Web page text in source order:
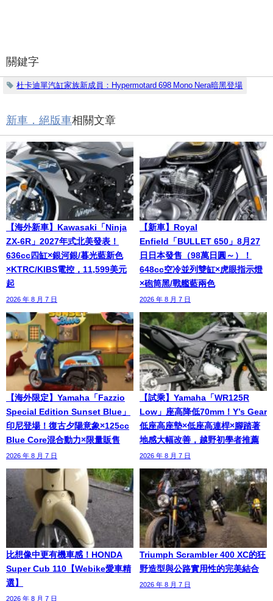
關鍵字
杜卡迪單汽缸家族新成員：Hypermotard 698 Mono Nera暗黑登場
新車．絕版車相關文章
【海外新車】Kawasaki「Ninja
ZX-6R」2027年式北美發表！
636cc四缸×銀河銀/暮光藍新色
×KTRC/KIBS電控，11,599美元
起
2026 年 8 月 7 日
【新車】Royal
Enfield「BULLET 650」8月27
日日本發售（98萬日圓～）！
648cc空冷並列雙缸×虎眼指示燈
×砲筒黑/戰艦藍兩色
2026 年 8 月 7 日
【海外限定】Yamaha「Fazzio
Special Edition Sunset Blue」
印尼登場！復古夕陽意象×125cc
Blue Core混合動力×限量販售
2026 年 8 月 7 日
【試乘】Yamaha「WR125R
Low」座高降低70mm！Y’s Gear
低座高座墊×低座高連桿×腳踏著
地感大幅改善，越野初學者推薦
2026 年 8 月 7 日
比想像中更有機車感！HONDA
Super Cub 110【Webike愛車精
選】
2026 年 8 月 7 日
Triumph Scrambler 400 XC的狂
野造型與公路實用性的完美結合
2026 年 8 月 7 日